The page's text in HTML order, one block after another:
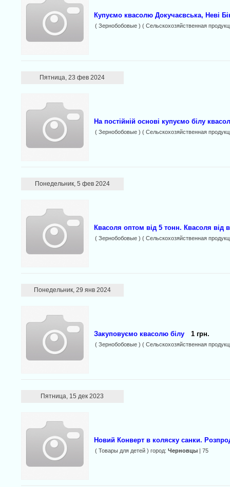
Купуємо квасолю Докучаєвська, Неві
( Зернобобовые ) ( Сельскохозяйственная
Пятница, 23 фев 2024
На постійній основі купуємо білу
( Зернобобовые ) ( Сельскохозяйственная
Понедельник, 5 фев 2024
Квасоля оптом від 5 тонн. Квасоля від
( Зернобобовые ) ( Сельскохозяйственная
Понедельник, 29 янв 2024
Закуповуємо квасолю білу 1 грн.
( Зернобобовые ) ( Сельскохозяйственная
Пятница, 15 дек 2023
Новий Конверт в коляску санки.
( Товары для детей ) город: Черновцы| 75